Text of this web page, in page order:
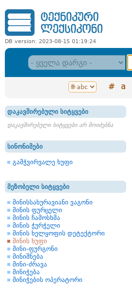
DB version: 2023-08-15 01:19:24
# a
დაკავშირებული სიტყვები
დაკავშირებული სიტყვები არ მოიძებნა
სინონიმები
გამჭვირვალე ხუფი
მეზობელი სიტყვები
მინისსახურავიანი ვაგონი
მინის ფურცელი
მინის ჩამოსხმა
მინის ჭურჭელი
მინის ხელყოფის დეტექტორი
მინის ხუფი
მინი-ფურგონი
მინიშნება
მინი-ძრავა
მინიჭება
მინიჭების ოპერატორი